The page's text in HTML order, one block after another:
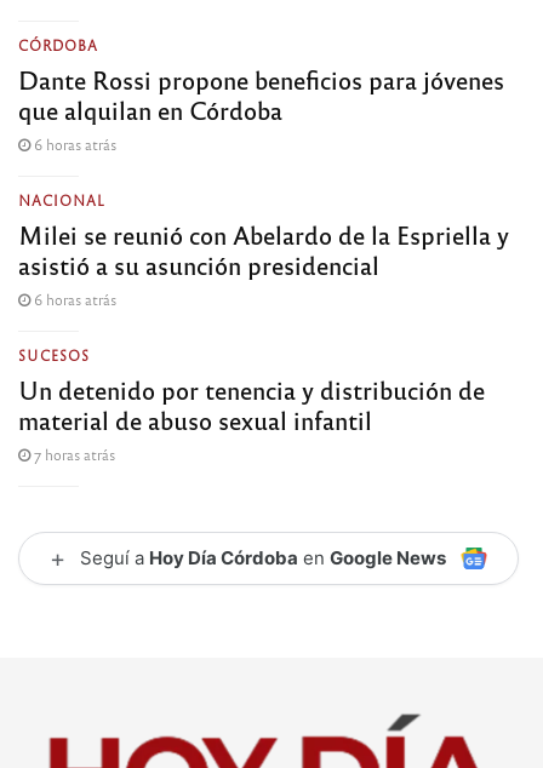
CÓRDOBA
Dante Rossi propone beneficios para jóvenes
que alquilan en Córdoba
6 horas atrás
NACIONAL
Milei se reunió con Abelardo de la Espriella y
asistió a su asunción presidencial
6 horas atrás
SUCESOS
Un detenido por tenencia y distribución de
material de abuso sexual infantil
7 horas atrás
+ Seguí a Hoy Día Córdoba en Google News